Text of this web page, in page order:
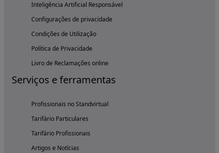
Inteligência Artificial Responsável
Configurações de privacidade
Condições de Utilização
Política de Privacidade
Livro de Reclamações online
Serviços e ferramentas
Profissionais no Standvirtual
Tarifário Particulares
Tarifário Profissionais
Artigos e Notícias